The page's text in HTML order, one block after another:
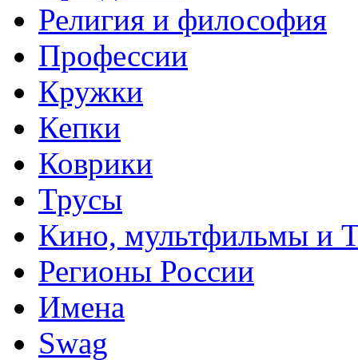
Религия и философия
Профессии
Кружки
Кепки
Коврики
Трусы
Кино, мультфильмы и
Регионы России
Имена
Swag